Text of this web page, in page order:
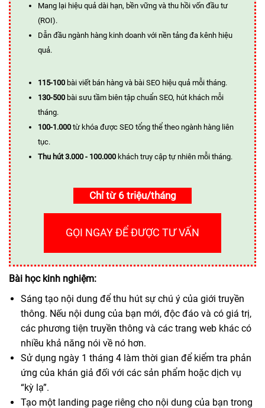
Mang lại hiệu quả dài hạn, bền vững và thu hồi vốn đầu tư
(ROI).
Dẫn đầu ngành hàng kinh doanh với nền tảng đa kênh hiệu
quả.
115-100 bài viết bán hàng và bài SEO hiệu quả mỗi tháng.
130-500 bài sưu tầm biên tập chuẩn SEO, hút khách mỗi
tháng.
100-1.000 từ khóa được SEO tổng thể theo ngành hàng liên
tục.
Thu hút 3.000 - 100.000 khách truy cập tự nhiên mỗi tháng.
Chỉ từ 6 triệu/tháng
GỌI NGAY ĐỂ ĐƯỢC TƯ VẤN
Bài học kinh nghiệm:
Sáng tạo nội dung để thu hút sự chú ý của giới truyền
thông. Nếu nội dung của bạn mới, độc đáo và có giá trị,
các phương tiện truyền thông và các trang web khác có
nhiều khả năng nói về nó hơn.
Sử dụng ngày 1 tháng 4 làm thời gian để kiểm tra phản
ứng của khán giả đối với các sản phẩm hoặc dịch vụ
“kỳ lạ”.
Tạo một landing page riêng cho nội dung của bạn trong